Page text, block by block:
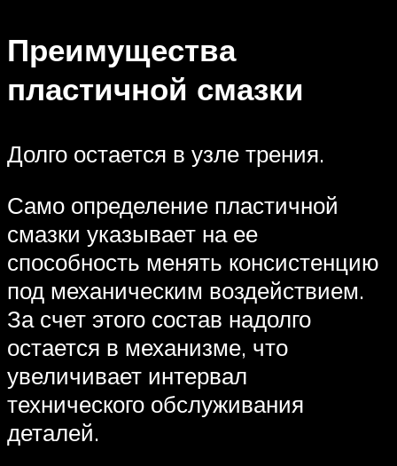
Преимущества
пластичной смазки
Долго остается в узле трения.
Само определение пластичной
смазки указывает на ее
способность менять консистенцию
под механическим воздействием.
За счет этого состав надолго
остается в механизме, что
увеличивает интервал
технического обслуживания
деталей.